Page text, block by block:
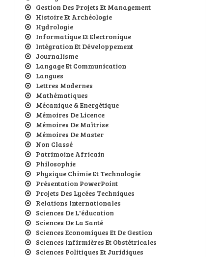
Gestion Des Projets Et Management
Histoire Et Archéologie
Hydrologie
Informatique Et Electronique
Intégration Et Développement
Journalisme
Langage Et Communication
Langues
Lettres Modernes
Mathématiques
Mécanique & Energétique
Mémoires De Licence
Mémoires De Maîtrise
Mémoires De Master
Non Classé
Patrimoine Africain
Philosophie
Physique Chimie Et Technologie
Présentation PowerPoint
Projets Des Lycées Techniques
Relations Internationales
Sciences De L'éducation
Sciences De La Santé
Sciences Economiques Et De Gestion
Sciences Infirmières Et Obstétricales
Sciences Politiques Et Juridiques